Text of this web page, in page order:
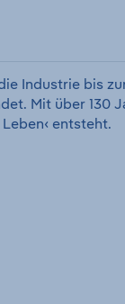
Industrie bis
Mit über 130
entsteht.